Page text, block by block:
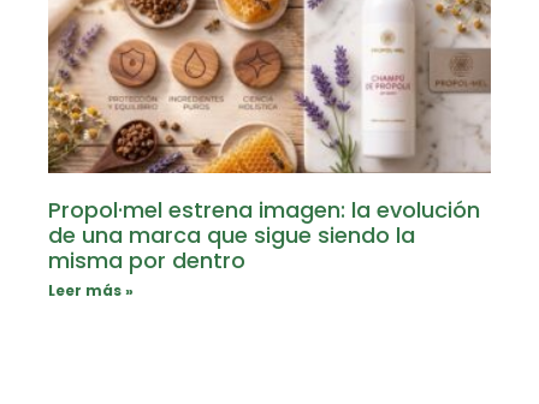
Propol·mel estrena imagen: la evolución
de una marca que sigue siendo la
misma por dentro
Leer más »